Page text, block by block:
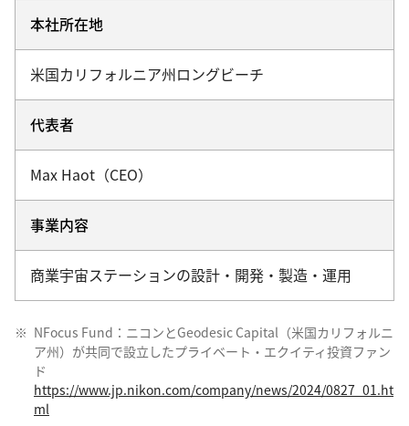
本社所在地
米国カリフォルニア州ロングビーチ
代表者
Max Haot（CEO）
事業内容
商業宇宙ステーションの設計・開発・製造・運用
NFocus Fund：ニコンとGeodesic Capital（米国カリフォルニ
ア州）が共同で設立したプライベート・エクイティ投資ファン
ド
https://www.jp.nikon.com/company/news/2024/0827_01.ht
ml